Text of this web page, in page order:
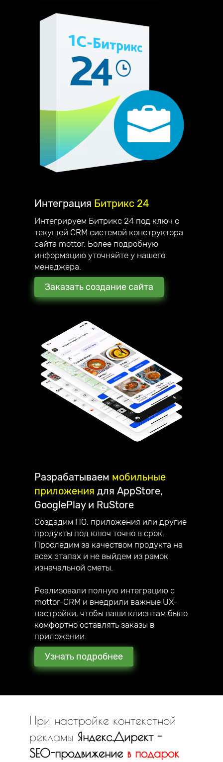
Интеграция Битрикс 24
Интегрируем Битрикс 24 под ключ с
текущей CRM системой конструктора
сайта mottor. Более подробную
информацию уточняйте у нашего
менеджера.
Заказать создание сайта
Разрабатываем мобильные
приложения для AppStore,
GooglePlay и RuStore
Создадим ПО, приложения или другие
продукты под ключ точно в срок.
Проследим за качеством продукта на
всех этапах и не выйдем из рамок
изначальной сметы.
Реализовали полную интеграцию с
mottor-CRM и внедрили важные UX-
настройки, чтобы ваши клиентам было
комфортно оставлять заказы в
приложении.
Узнать подробнее
При настройке контекстной
рекламы Яндекс.Директ -
SEO-продвижение в подарок